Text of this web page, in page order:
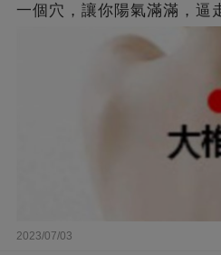
一個穴，讓你陽氣滿滿，逼
2023/07/03